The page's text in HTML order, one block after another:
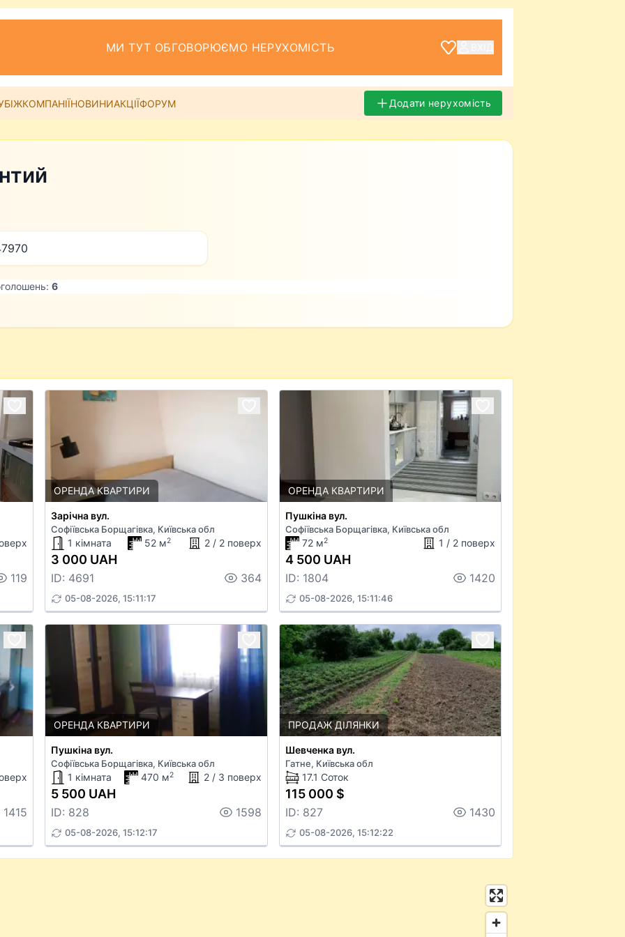
МИ ТУТ ОБГОВОРЮЄМО НЕРУХОМІСТЬ
КОМПАНІЇНОВИНИАКЦІЇФОРУМ Додати нерухомість
6
119
ОРЕНДА КВАРТИРИ
Зарічна вул.
Софіївська Борщагівка, Київська обл
1 кімната 52 м2 2 / 2 поверх
3 000 UAH
ID: 4691 364
05-08-2026, 15:11:17
ОРЕНДА КВАРТИРИ
Пушкіна вул.
Софіївська Борщагівка, Київська обл
72 м2 1 / 2 поверх
4 500 UAH
ID: 1804 1420
05-08-2026, 15:11:46
1415
ОРЕНДА КВАРТИРИ
Пушкіна вул.
Софіївська Борщагівка, Київська обл
1 кімната 470 м2 2 / 3 поверх
5 500 UAH
ID: 828 1598
05-08-2026, 15:12:17
ПРОДАЖ ДІЛЯНКИ
Шевченка вул.
Гатне, Київська обл
17.1 Соток
115 000 $
ID: 827 1430
05-08-2026, 15:12:22